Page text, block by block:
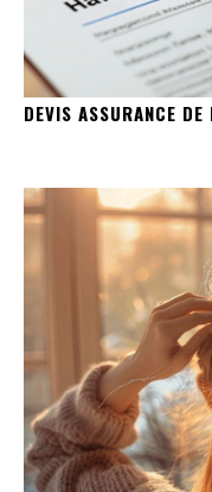
DEVIS ASSURANCE